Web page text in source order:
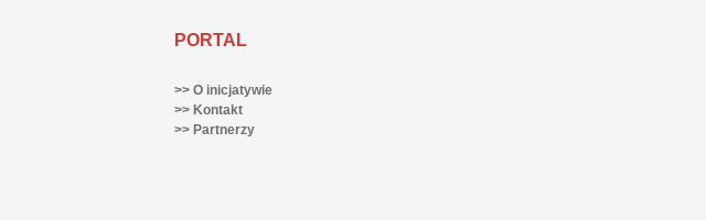
PORTAL
>> O inicjatywie
>> Kontakt
>> Partnerzy